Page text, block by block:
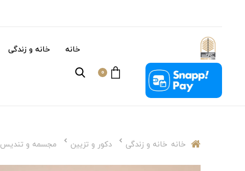
خانه خانه و زندگی
0
خانه خانه و زندگی دکور و تزیین مجسمه و تندیس